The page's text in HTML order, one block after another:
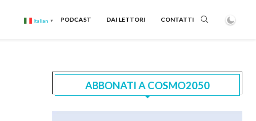
Italian ▼ PODCAST DAI LETTORI CONTATTI
ABBONATI A COSMO2050